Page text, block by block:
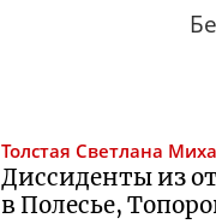
Толстая Светлана
Диссиденты из
в Полесье,